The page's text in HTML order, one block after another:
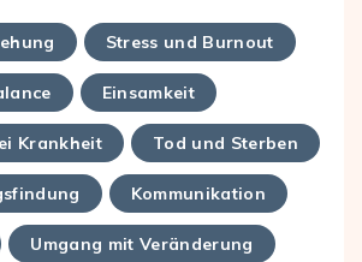
Stress und Burnout
Einsamkeit
Krankheit Tod und Sterben
Kommunikation
Umgang mit Veränderung